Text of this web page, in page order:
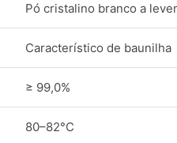
Pó cristalino branco a
Característico de baunilha
≥ 99,0%
80–82°C